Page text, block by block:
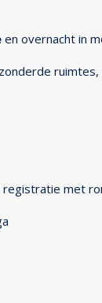
en overnacht in
ruimtes,
met